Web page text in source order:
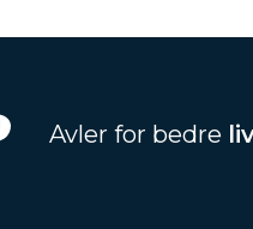
Avler for bedre